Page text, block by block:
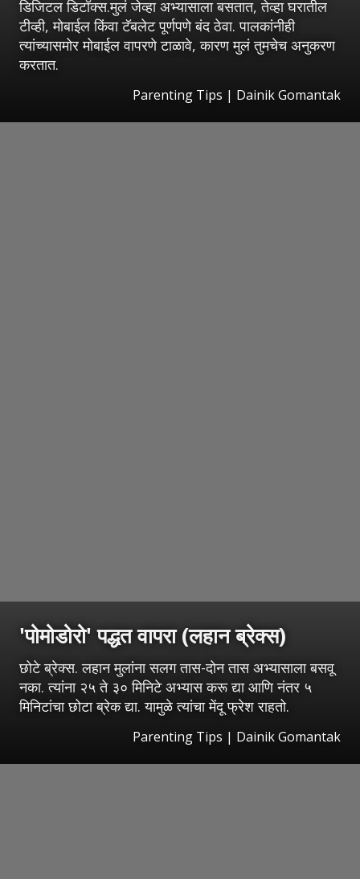
डिजिटल डिटॉक्स.मुलं जेव्हा अभ्यासाला बसतात, तेव्हा घरातील
टीव्ही, मोबाईल किंवा टॅबलेट पूर्णपणे बंद ठेवा. पालकांनीही
त्यांच्यासमोर मोबाईल वापरणे टाळावे, कारण मुलं तुमचेच अनुकरण
करतात.
Parenting Tips | Dainik Gomantak
'पोमोडोरो' पद्धत वापरा (लहान ब्रेक्स)
छोटे ब्रेक्स. लहान मुलांना सलग तास-दोन तास अभ्यासाला बसवू
नका. त्यांना २५ ते ३० मिनिटे अभ्यास करू द्या आणि नंतर ५
मिनिटांचा छोटा ब्रेक द्या. यामुळे त्यांचा मेंदू फ्रेश राहतो.
Parenting Tips | Dainik Gomantak